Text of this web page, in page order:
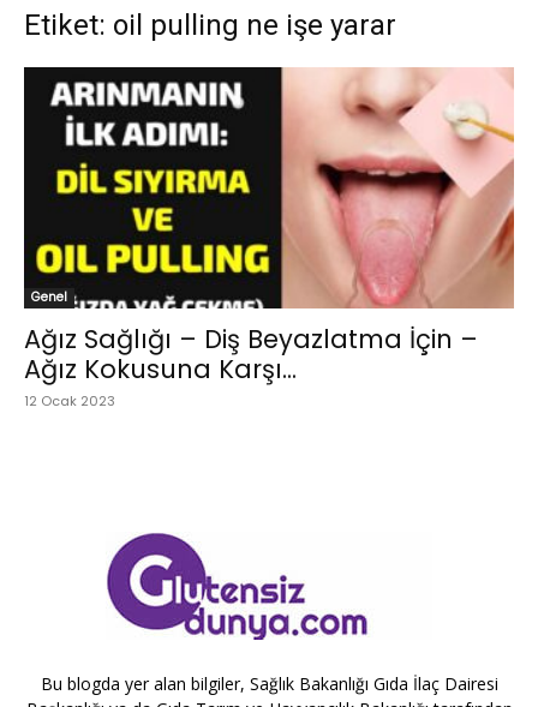
Etiket: oil pulling ne işe yarar
Genel
Ağız Sağlığı – Diş Beyazlatma İçin –
Ağız Kokusuna Karşı...
12 Ocak 2023
Bu blogda yer alan bilgiler, Sağlık Bakanlığı Gıda İlaç Dairesi